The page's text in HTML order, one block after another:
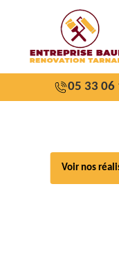
05 33 06
Voir nos